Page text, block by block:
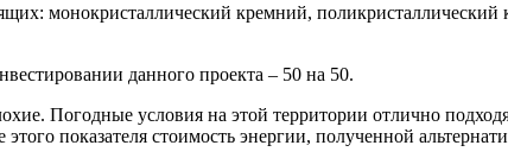
монокристаллический кремний,
данного проекта – 50 на 50.
Погодные условия на этой территории отлично
показателя стоимость энергии, полученной